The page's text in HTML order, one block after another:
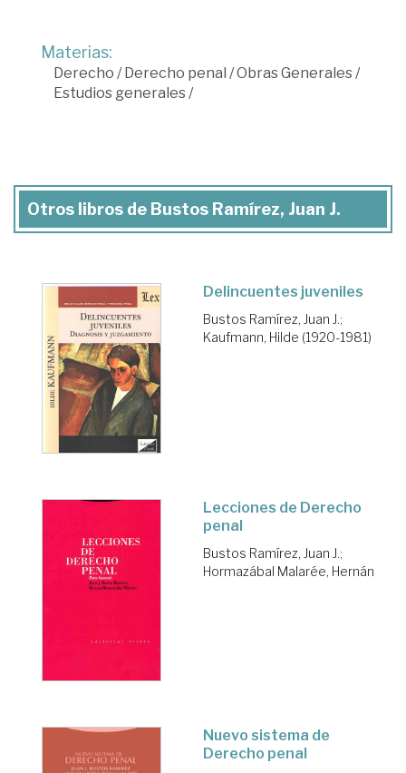
Materias:
Derecho / Derecho penal /Obras Generales/
Estudios generales/
Otros libros de Bustos Ramírez, Juan J.
Delincuentes juveniles
Bustos Ramírez, Juan J.;
Kaufmann, Hilde (1920-1981)
Lecciones de Derecho
penal
Bustos Ramírez, Juan J.;
Hormazábal Malarée, Hernán
Nuevo sistema de
Derecho penal